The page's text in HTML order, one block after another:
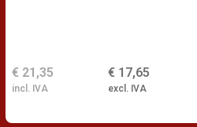
€ 17,65
excl. IVA
€ 21,35
incl. IVA